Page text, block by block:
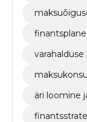
äri loomine